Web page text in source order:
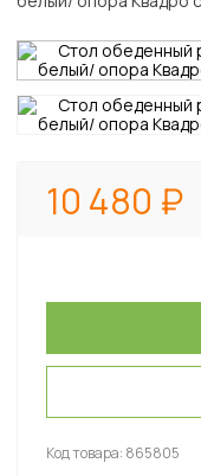
10 480
Код товара: 865805